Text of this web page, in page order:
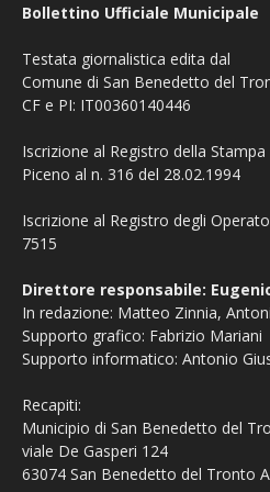
Bollettino Ufficiale Municipale
Testata giornalistica edita dal
Comune di San Benedetto del
CF e PI: IT00360140446
Iscrizione al Registro della
Piceno al n. 316 del 28.02.1994
Iscrizione al Registro degli
7515
Direttore responsabile:
In redazione: Matteo Zinnia,
Supporto grafico: Fabrizio Mariani
Supporto informatico: Antonio
Recapiti:
Municipio di San Benedetto del
viale De Gasperi 124
63074 San Benedetto del Tronto